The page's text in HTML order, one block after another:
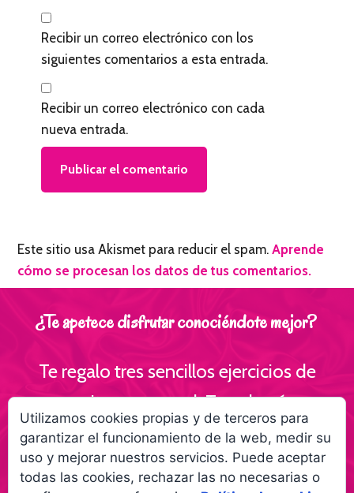
Recibir un correo electrónico con los
siguientes comentarios a esta entrada.
Recibir un correo electrónico con cada
nueva entrada.
Este sitio usa Akismet para reducir el spam.Aprende
cómo se procesan los datos de tus comentarios.
¿Te apetece disfrutar conociéndote mejor?
Te regalo tres sencillos ejercicios de
escritura personal ¡Te volverás
interesante para ti!
Empieza a creer más en ti gracias a la
Utilizamos cookies propias y de terceros para
garantizar el funcionamiento de la web, medir su
uso y mejorar nuestros servicios. Puede aceptar
todas las cookies, rechazar las no necesarias o